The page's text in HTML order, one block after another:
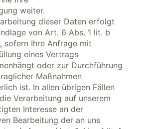
weiter.
dieser Daten erfolgt
von Art. 6 Abs. 1 lit. b
sofern Ihre Anfrage mit
eines Vertrags
oder zur Durchführung
Maßnahmen
ist. In allen übrigen Fällen
Verarbeitung auf unserem
Interesse an der
Bearbeitung der an uns